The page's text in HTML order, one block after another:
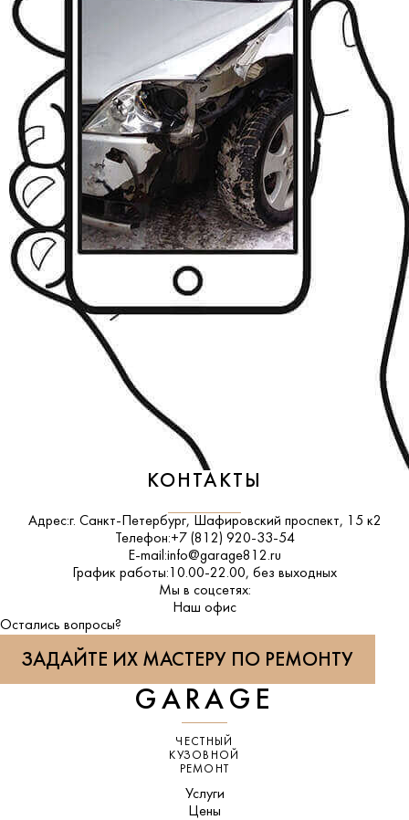
КОНТАКТЫ
Адрес:г. Санкт-Петербург, Шафировский проспект, 15 к2
Телефон:+7 (812) 920-33-54
E-mail:info@garage812.ru
График работы:10.00-22.00, без выходных
Мы в соцсетях:
ВКонтакте
Наш офис
Остались вопросы?
ЗАДАЙТЕ ИХ МАСТЕРУ ПО РЕМОНТУ
GARAGE
ЧЕСТНЫЙ
КУЗОВНОЙ
РЕМОНТ
Услуги
Цены